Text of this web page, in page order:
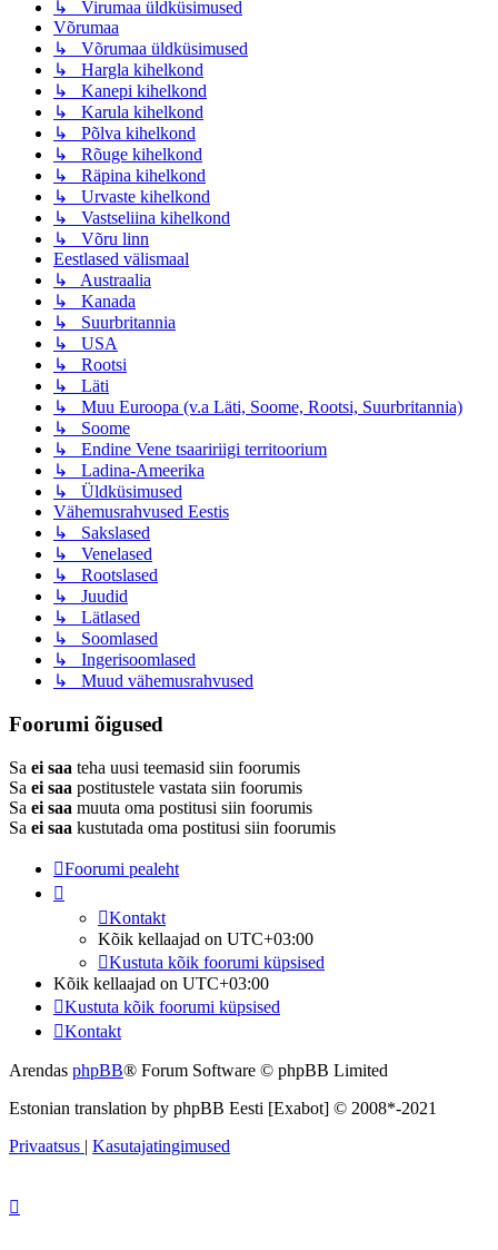
↳ Virumaa üldküsimused
Võrumaa
↳ Võrumaa üldküsimused
↳ Hargla kihelkond
↳ Kanepi kihelkond
↳ Karula kihelkond
↳ Põlva kihelkond
↳ Rõuge kihelkond
↳ Räpina kihelkond
↳ Urvaste kihelkond
↳ Vastseliina kihelkond
↳ Võru linn
Eestlased välismaal
↳ Austraalia
↳ Kanada
↳ Suurbritannia
↳ USA
↳ Rootsi
↳ Läti
↳ Muu Euroopa (v.a Läti, Soome, Rootsi, Suurbritannia)
↳ Soome
↳ Endine Vene tsaaririigi territoorium
↳ Ladina-Ameerika
↳ Üldküsimused
Vähemusrahvused Eestis
↳ Sakslased
↳ Venelased
↳ Rootslased
↳ Juudid
↳ Lätlased
↳ Soomlased
↳ Ingerisoomlased
↳ Muud vähemusrahvused
Foorumi õigused
Sa ei saa teha uusi teemasid siin foorumis
Sa ei saa postitustele vastata siin foorumis
Sa ei saa muuta oma postitusi siin foorumis
Sa ei saa kustutada oma postitusi siin foorumis
Foorumi pealeht
Kontakt
Kõik kellaajad on UTC+03:00
Kustuta kõik foorumi küpsised
Kõik kellaajad on UTC+03:00
Kustuta kõik foorumi küpsised
Kontakt
Arendas phpBB® Forum Software © phpBB Limited
Estonian translation by phpBB Eesti [Exabot] © 2008*-2021
Privaatsus | Kasutajatingimused